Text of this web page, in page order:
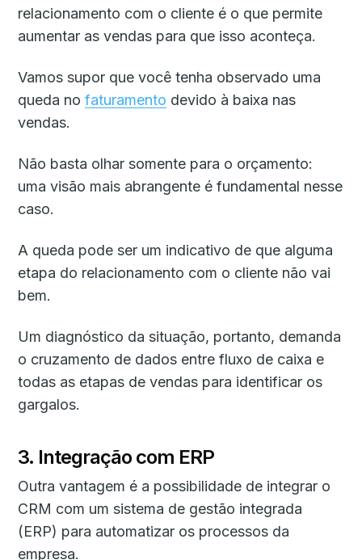
relacionamento com o cliente é o que permite
aumentar as vendas para que isso aconteça.
Vamos supor que você tenha observado uma
queda nofaturamento devido à baixa nas
vendas.
Não basta olhar somente para o orçamento:
uma visão mais abrangente é fundamental nesse
caso.
A queda pode ser um indicativo de que alguma
etapa do relacionamento com o cliente não vai
bem.
Um diagnóstico da situação, portanto, demanda
o cruzamento de dados entre fluxo de caixa e
todas as etapas de vendas para identificar os
gargalos.
3. Integração com ERP
Outra vantagem é a possibilidade de integrar o
CRM com um sistema de gestão integrada
(ERP) para automatizar os processos da
empresa.